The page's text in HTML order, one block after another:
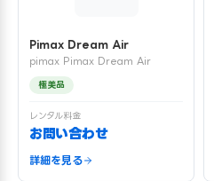
Pimax Dream Air
pimax Pimax Dream Air
極美品
レンタル料金
お問い合わせ
詳細を見る